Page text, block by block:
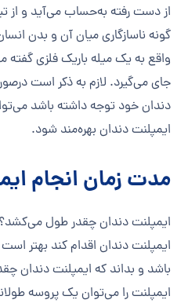
از دست رفته به‌حساب می‌آید‌ و از
گونه ناسازگاری میان آن و بدن
واقع به یک میله باریک فلزی
جای می‌گیرد. لازم به ذکر است
دندان خود توجه داشته باشد
ایمپلنت دندان بهره‌مند شود.
مدت زمان انجام
ایمپلنت دندان چقدر طول می‌کشد؟
ایمپلنت دندان اقدام کند بهتر است
باشد و بداند که ایمپلنت دندان
ایمپلنت را می‌توان یک پروسه